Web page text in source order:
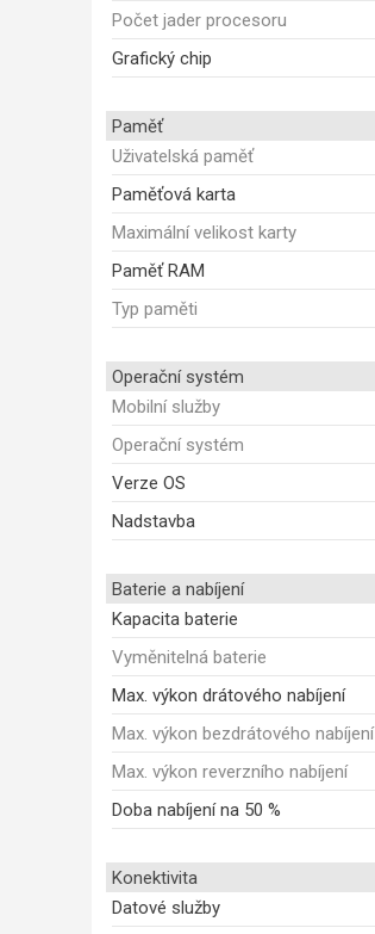
Počet jader procesoru
Grafický chip
Paměť
Uživatelská paměť
Paměťová karta
Maximální velikost karty
Paměť RAM
Typ paměti
Operační systém
Mobilní služby
Operační systém
Verze OS
Nadstavba
Baterie a nabíjení
Kapacita baterie
Vyměnitelná baterie
Max. výkon drátového nabíjení
Max. výkon bezdrátového nabíjení
Max. výkon reverzního nabíjení
Doba nabíjení na 50 %
Konektivita
Datové služby